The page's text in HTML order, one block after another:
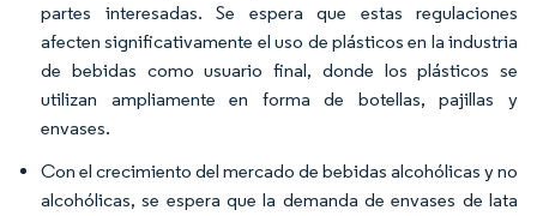
partes interesadas. Se espera que estas regulaciones
afecten significativamente el uso de plásticos en la industria
de bebidas como usuario final, donde los plásticos se
utilizan ampliamente en forma de botellas, pajillas y
envases.
Con el crecimiento del mercado de bebidas alcohólicas y no
alcohólicas, se espera que la demanda de envases de lata